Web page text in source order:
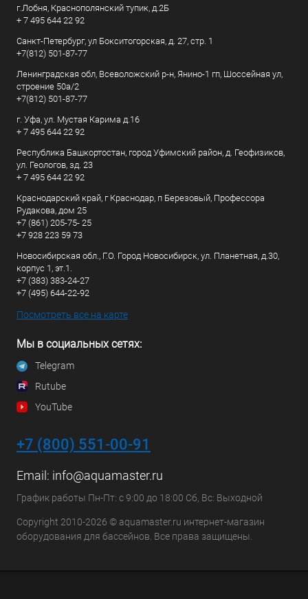
г.Лобня, Краснополянский тупик, д.2Б
+ 7 495 644 22 92
Санкт-Петербург, ул Бокситогорская, д. 27, стр. 1
+7(812) 501-87-77
Ленинградская обл, Всеволожский р-н, Янино-1 гп, Шоссейная ул,
строение 50а/2
+7(812) 501-87-77
г. Уфа, ул. Мустая Карима д.16
+ 7 495 644 22 92
Республика Башкортостан, город Уфимский район, д. Геофизиков,
ул. Геологов, зд. 23
+ 7 495 644 22 92
Краснодарский край, г Краснодар, п Березовый, Профессора
Рудакова, дом 25
+7 (861) 205-75- 25
+7 928 223 59 73
Новосибирская обл., Г.О. Город Новосибирск, ул. Планетная, д.30,
корпус 1, эт.1.
+7 (383) 383-24-27
+7 (495) 644-22-92
Посмотреть все на карте
Мы в социальных сетях:
Telegram
Rutube
YouTube
+7 (800) 551-00-91
Email: info@aquamaster.ru
График работы Пн-Пт: с 9:00 до 18:00 Сб, Вс: Выходной
Copyright 2010-2026 © aquamaster.ru интернет-магазин
оборудования для бассейнов. Все права защищены.